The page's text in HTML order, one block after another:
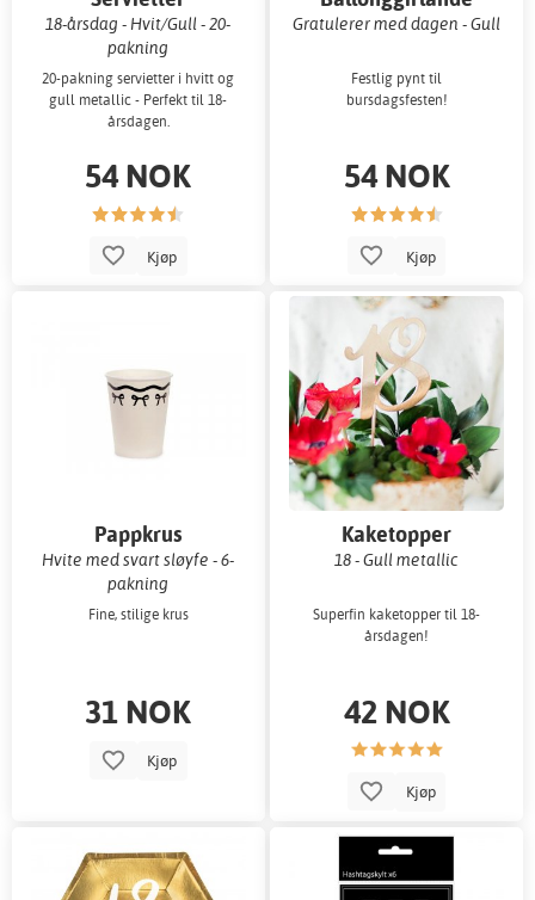
18-årsdag - Hvit/Gull - 20-
pakning
20-pakning servietter i hvitt og
gull metallic - Perfekt til 18-
årsdagen.
54 NOK
Kjøp
Gratulerer med dagen - Gull
Festlig pynt til
bursdagsfesten!
54 NOK
Kjøp
Pappkrus
Hvite med svart sløyfe - 6-
pakning
Fine, stilige krus
31 NOK
Kjøp
Kaketopper
18 - Gull metallic
Superfin kaketopper til 18-
årsdagen!
42 NOK
Kjøp